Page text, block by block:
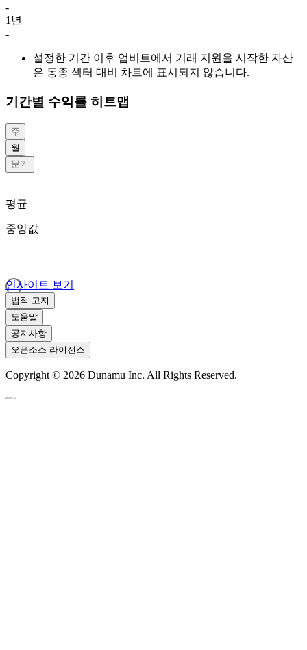
-
1년
-
설정한 기간 이후 업비트에서 거래 지원을 시작한 자산
은 동종 섹터 대비 차트에 표시되지 않습니다.
기간별 수익률 히트맵
주
월
분기
평균
중앙값
인사이트 보기
법적 고지
도움말
공지사항
오픈소스 라이선스
Copyright © 2026 Dunamu Inc. All Rights Reserved.